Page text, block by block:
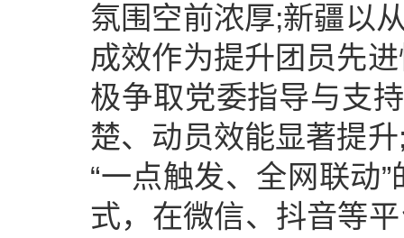
氛围空前浓厚;新疆以
成效作为提升团员先
极争取党委指导与支
楚、动员效能显著提
“一点触发、全网联动
式，在微信、抖音等